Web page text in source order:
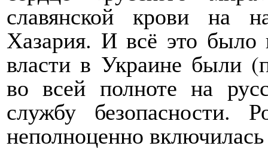
славянской крови на
Хазария. И всё это было
власти в Украине были
во всей полноте на
службу безопасности.
неполноценно